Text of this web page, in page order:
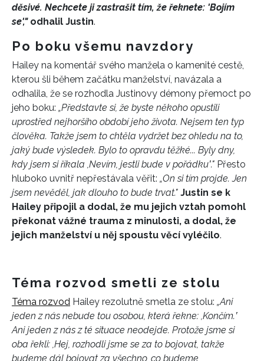
děsivé. Nechcete ji zastrašit tím, že řeknete: 'Bojím
se',"odhalil Justin.
Po boku všemu navzdory
Hailey na komentář svého manžela o kamenité cestě,
kterou šli během začátku manželství, navázala a
odhalila, že se rozhodla Justinovy démony přemoct po
jeho boku: „Představte si, že byste někoho opustili
uprostřed nejhoršího období jeho života. Nejsem ten typ
člověka. Takže jsem to chtěla vydržet bez ohledu na to,
jaký bude výsledek. Bylo to opravdu těžké... Byly dny,
kdy jsem si říkala ,Nevím, jestli bude v pořádkuʽ." Přesto
hluboko uvnitř nepřestávala věřit: „On si tím projde. Jen
jsem nevěděl, jak dlouho to bude trvat." Justin se k
Hailey připojil a dodal, že mu jejich vztah pomohl
překonat vážné trauma z minulosti, a dodal, že
jejich manželství u něj spoustu věcí vyléčilo.
Téma rozvod smetli ze stolu
Téma rozvod Hailey rezolutně smetla ze stolu: „Ani
jeden z nás nebude tou osobou, která řekne: ,Končím.ʽ
Ani jeden z nás z té situace neodejde. Protože jsme si
oba řekli: ,Hej, rozhodli jsme se za to bojovat, takže
budeme dál bojovat za všechno, co budeme